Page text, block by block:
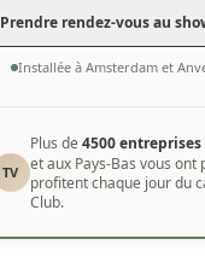
Prendre rendez-vous au
Installée à Amsterdam et
TV
Plus de4500 entreprises
et aux Pays-Bas vous ont
profitent chaque jour du
Club.